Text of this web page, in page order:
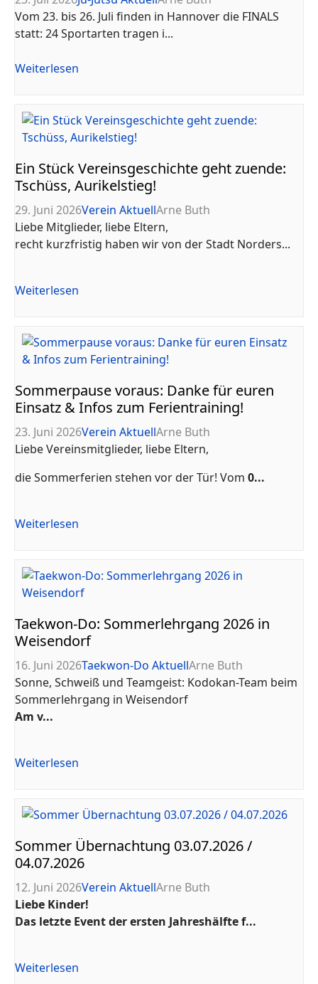
Vom 23. bis 26. Juli finden in Hannover die FINALS
statt: 24 Sportarten tragen i...
Weiterlesen
Ein Stück Vereinsgeschichte geht zuende:
Tschüss, Aurikelstieg!
29. Juni 2026Verein AktuellArne Buth
Liebe Mitglieder, liebe Eltern,
recht kurzfristig haben wir von der Stadt Norders...
Weiterlesen
Sommerpause voraus: Danke für euren
Einsatz & Infos zum Ferientraining!
23. Juni 2026Verein AktuellArne Buth
Liebe Vereinsmitglieder, liebe Eltern,
die Sommerferien stehen vor der Tür! Vom 0...
Weiterlesen
Taekwon-Do: Sommerlehrgang 2026 in
Weisendorf
16. Juni 2026Taekwon-Do AktuellArne Buth
Sonne, Schweiß und Teamgeist: Kodokan-Team beim
Sommerlehrgang in Weisendorf
Am v...
Weiterlesen
Sommer Übernachtung 03.07.2026 /
04.07.2026
12. Juni 2026Verein AktuellArne Buth
Liebe Kinder!
Das letzte Event der ersten Jahreshälfte f...
Weiterlesen